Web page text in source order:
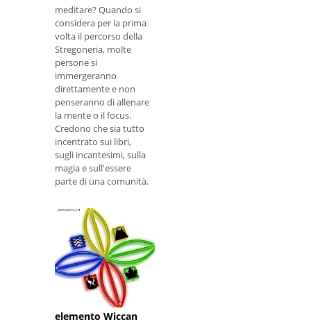
meditare? Quando si
considera per la prima
volta il percorso della
Stregoneria, molte
persone si
immergeranno
direttamente e non
penseranno di allenare
la mente o il focus.
Credono che sia tutto
incentrato sui libri,
sugli incantesimi, sulla
magia e sull'essere
parte di una comunità.
Poteri elementali e
trovare il tuo
elemento Wiccan